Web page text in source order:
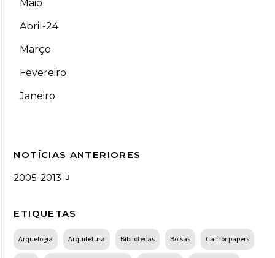
Maio
Abril-24
Março
Fevereiro
Janeiro
NOTÍCIAS ANTERIORES
2005-2013
ETIQUETAS
Arquelogia Arquitetura Bibliotecas Bolsas Call for papers